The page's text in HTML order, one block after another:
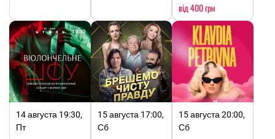
від 400 грн
14 августа 19:30,
Пт
15 августа 17:00,
Сб
15 августа 20:00,
Сб